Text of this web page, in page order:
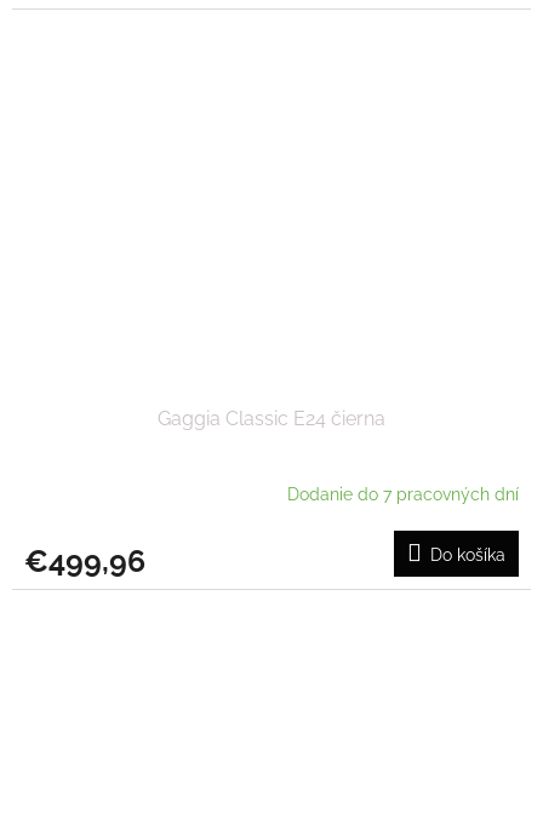
Gaggia Classic E24 čierna
Dodanie do 7 pracovných dní
€499,96 Do košíka